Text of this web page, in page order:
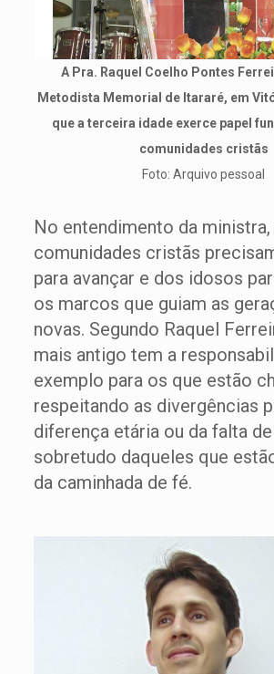
A Pra. Raquel Coelho Pontes
Metodista Memorial de Itararé, em
que a terceira idade exerce papel
comunidades cristãs
Foto: Arquivo pessoal
No entendimento da ministra,
comunidades cristãs
para avançar e dos idosos
os marcos que guiam as
novas. Segundo Raquel
mais antigo tem a
exemplo para os que estão
respeitando as divergências
diferença etária ou da falta
sobretudo daqueles que
da caminhada de fé.